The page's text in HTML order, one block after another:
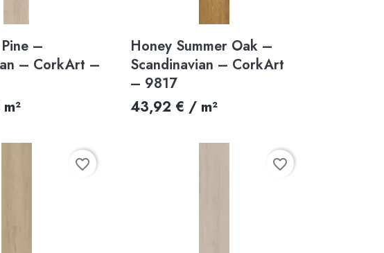
rapide
–
– CorkArt –
Aperçu rapide
Honey Summer Oak –
Scandinavian – CorkArt
– 9817
43,92 € / m²
favorite_border favorite_border